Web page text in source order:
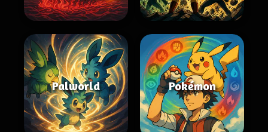
Palworld Pokémon